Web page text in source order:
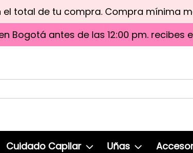
el total de tu compra. Compra mínima
Bogotá antes de las 12:00 pm. recibes
Cuidado Capilar Uñas